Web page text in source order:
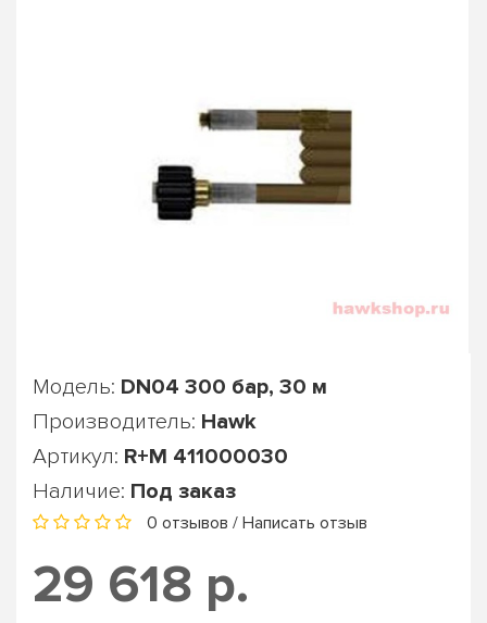
Модель: DN04 300 бар, 30 м
Производитель: Hawk
Артикул: R+M 411000030
Наличие: Под заказ
0 отзывов / Написать отзыв
29 618 р.